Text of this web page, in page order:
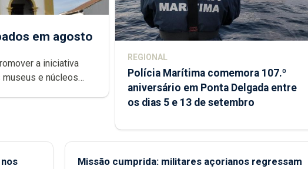
em agosto
a iniciativa
museus e núcleos
REGIONAL
Polícia Marítima comemora 107.º
aniversário em Ponta Delgada entre
os dias 5 e 13 de setembro
Missão cumprida: militares açorianos regressam